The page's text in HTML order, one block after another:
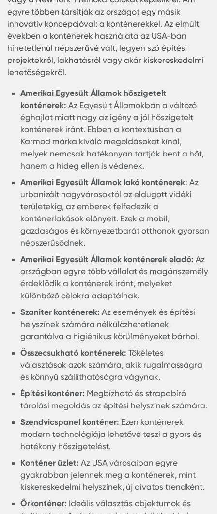
Amikor az emberek az Amerikai Egyesült
gondolnak, sokan a szabadságot, a
vagy a New York-i felhőkarcolókat képzelik el. Ám
egyre többen társítják az országot egy másik
innovatív koncepcióval: a konténerekkel. Az
években a konténerek használata az USA-ban
hihetetlenül népszerűvé vált, legyen szó építési
projektekről, lakhatásról vagy akár
lehetőségekről.
Amerikai Egyesült Államok hőszigetelt
konténerek:Az Egyesült Államokban a
éghajlat miatt nagy az igény a jól hőszigetelt
konténerek iránt. Ebben a kontextusban a
Karmod márka kiváló megoldásokat kínál,
melyek nemcsak hatékonyan tartják bent a
hanem a hideg ellen is védenek.
Amerikai Egyesült Államok lakó konténerek:
urbanizált nagyvárosoktól az eldugott vidéki
területekig, az emberek felfedezik a
konténerlakások előnyeit. Ezek a mobil,
gazdaságos és környezetbarát otthonok
népszerűsödnek.
Amerikai Egyesült Államok konténerek eladó:
országban egyre több vállalat és
érdeklődik a konténerek iránt, melyeket
különböző célokra adaptálnak.
Szaniter konténerek:Az események és építési
helyszínek számára nélkülözhetetlenek,
garantálva a higiénikus körülményeket
Összecsukható konténerek: Tökéletes
választások azok számára, akik
és könnyű szállíthatóságra vágynak.
Építési konténer:Megbízható és strapabíró
tárolási megoldás az építési helyszínek
Szendvicspanel konténer: Ezen konténerek